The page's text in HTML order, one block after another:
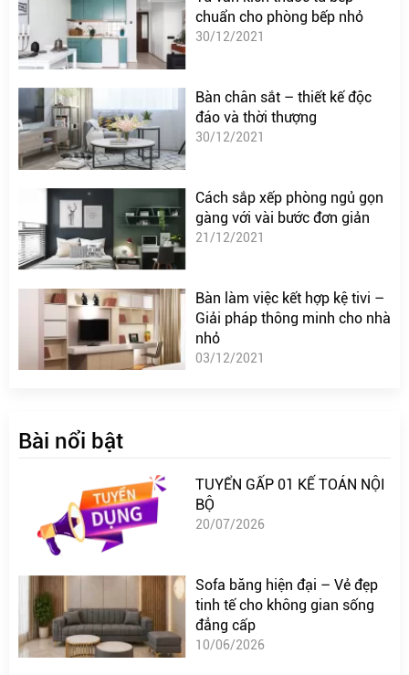
chuẩn cho phòng bếp nhỏ
30/12/2021
Bàn chân sắt – thiết kế độc
đáo và thời thượng
30/12/2021
Cách sắp xếp phòng ngủ gọn
gàng với vài bước đơn giản
21/12/2021
Bàn làm việc kết hợp kệ tivi –
Giải pháp thông minh cho nhà
nhỏ
03/12/2021
Bài nổi bật
TUYỂN GẤP 01 KẾ TOÁN NỘI
BỘ
20/07/2026
Sofa băng hiện đại – Vẻ đẹp
tinh tế cho không gian sống
đẳng cấp
10/06/2026